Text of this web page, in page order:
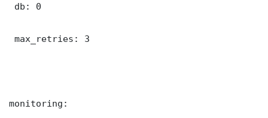
db: 0
max_retries: 3
monitoring: